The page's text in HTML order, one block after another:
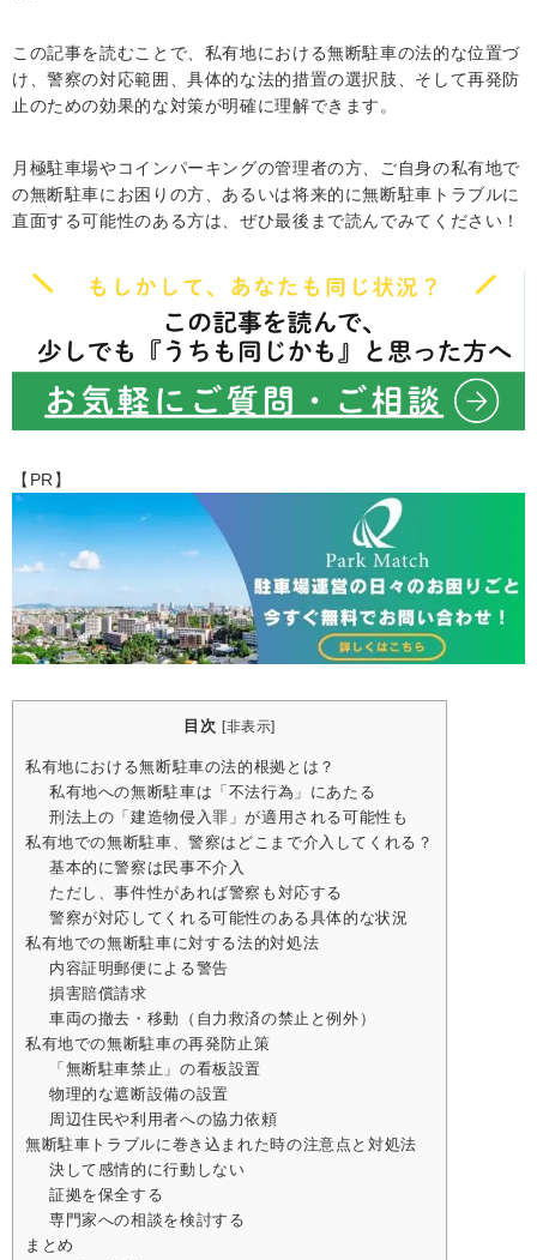
この記事を読むことで、私有地における無断駐車の法的な位置づ
け、警察の対応範囲、具体的な法的措置の選択肢、そして再発防
止のための効果的な対策が明確に理解できます。
月極駐車場やコインパーキングの管理者の方、ご自身の私有地で
の無断駐車にお困りの方、あるいは将来的に無断駐車トラブルに
直面する可能性のある方は、ぜひ最後まで読んでみてください！
【PR】
目次 [非表示]
私有地における無断駐車の法的根拠とは？
私有地への無断駐車は「不法行為」にあたる
刑法上の「建造物侵入罪」が適用される可能性も
私有地での無断駐車、警察はどこまで介入してくれる？
基本的に警察は民事不介入
ただし、事件性があれば警察も対応する
警察が対応してくれる可能性のある具体的な状況
私有地での無断駐車に対する法的対処法
内容証明郵便による警告
損害賠償請求
車両の撤去・移動（自力救済の禁止と例外）
私有地での無断駐車の再発防止策
「無断駐車禁止」の看板設置
物理的な遮断設備の設置
周辺住民や利用者への協力依頼
無断駐車トラブルに巻き込まれた時の注意点と対処法
決して感情的に行動しない
証拠を保全する
専門家への相談を検討する
まとめ